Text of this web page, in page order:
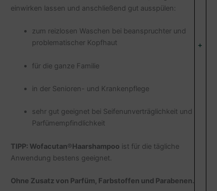
+
einwirken lassen und anschließend gut ausspülen:
zum reizlosen Waschen bei beanspruchter und
problematischer Kopfhaut
für die ganze Familie
in der Senioren- und Krankenpflege
sehr gut geeignet bei Seifenunverträglichkeit und
Parfümempfindlichkeit
TIPP: Wofacutan®Haarshampoo ist für die tägliche
Anwendung bestens geeignet.
Ohne Zusatz von Parfüm, Farbstoffen und Parabenen.